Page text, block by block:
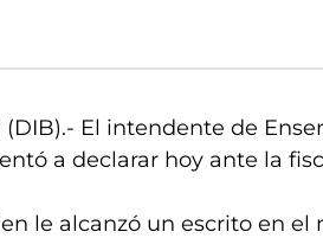
(DIB).- El intendente de
a declarar hoy ante la
le alcanzó un escrito en el